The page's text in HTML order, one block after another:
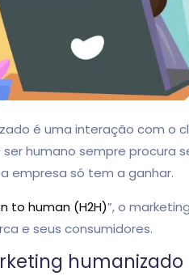
é uma interação com o
humano sempre procura
empresa só tem a ganhar.
to human (H2H)”, o
e seus consumidores.